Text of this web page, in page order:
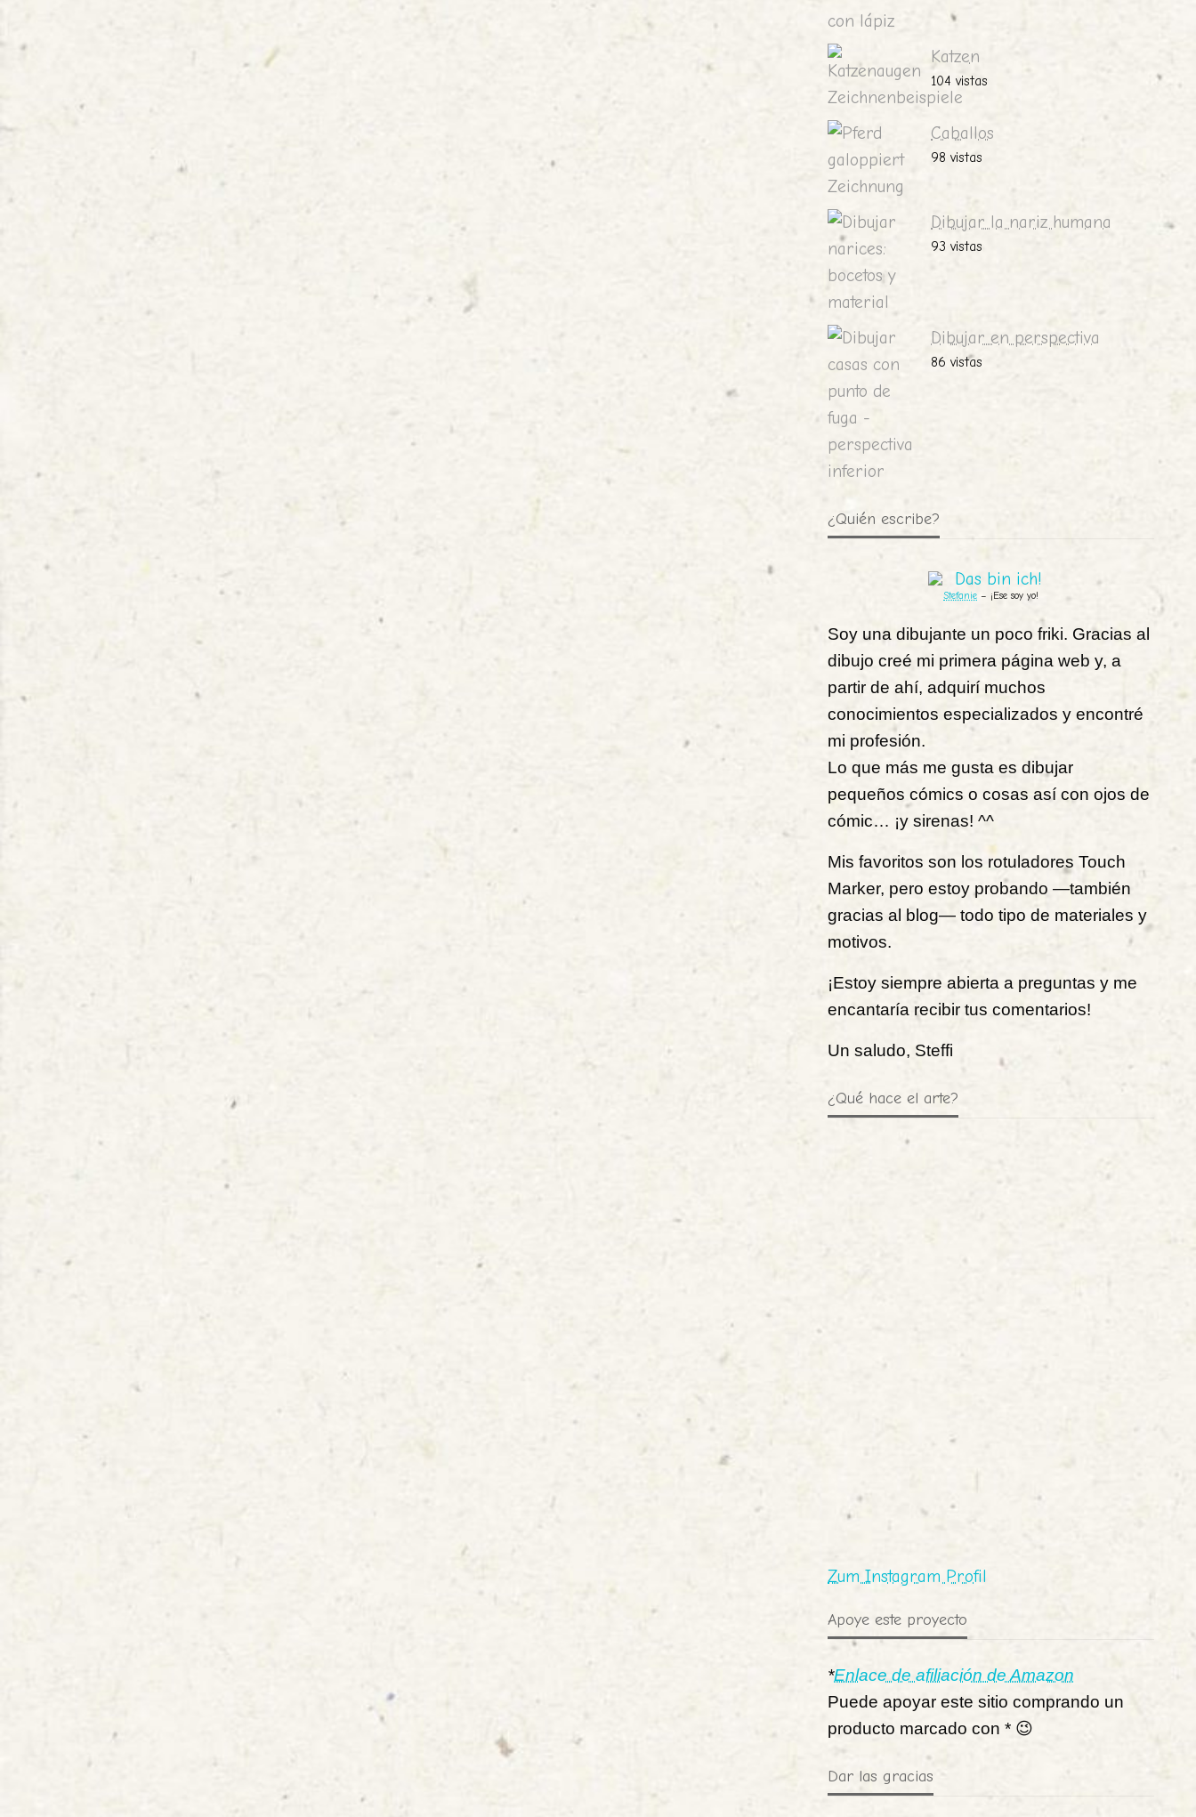
Katzen
104 vistas
Caballos
98 vistas
Dibujar la nariz humana
93 vistas
Dibujar en perspectiva
86 vistas
¿Quién escribe?
Stefanie – ¡Ese soy yo!
Soy una dibujante un poco friki. Gracias al
dibujo creé mi primera página web y, a
partir de ahí, adquirí muchos
conocimientos especializados y encontré
mi profesión.
Lo que más me gusta es dibujar
pequeños cómics o cosas así con ojos de
cómic… ¡y sirenas! ^^
Mis favoritos son los rotuladores Touch
Marker, pero estoy probando —también
gracias al blog— todo tipo de materiales y
motivos.
¡Estoy siempre abierta a preguntas y me
encantaría recibir tus comentarios!
Un saludo, Steffi
¿Qué hace el arte?
Zum Instagram Profil
Apoye este proyecto
*Enlace de afiliación de Amazon
Puede apoyar este sitio comprando un
producto marcado con * 😉
Dar las gracias